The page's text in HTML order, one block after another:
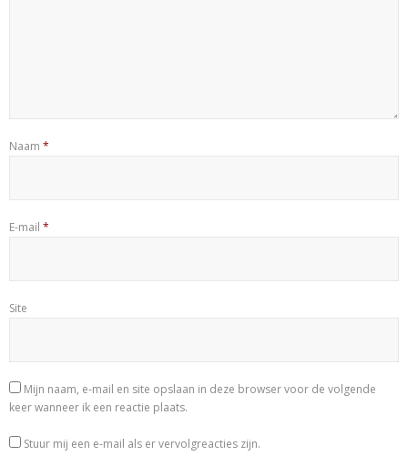
Naam *
E-mail *
Site
Mijn naam, e-mail en site opslaan in deze browser voor de volgende
keer wanneer ik een reactie plaats.
Stuur mij een e-mail als er vervolgreacties zijn.